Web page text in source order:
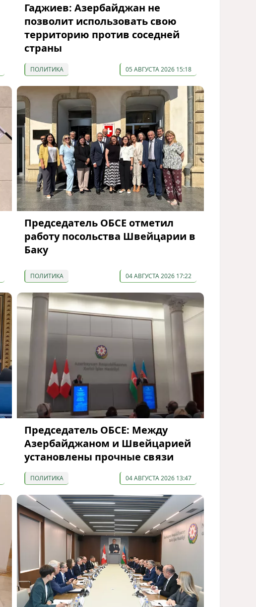
Гаджиев: Азербайджан не
позволит использовать свою
территорию против соседней
страны
ПОЛИТИКА 05 АВГУСТА 2026 15:18
Председатель ОБСЕ отметил
работу посольства Швейцарии в
Баку
ПОЛИТИКА 04 АВГУСТА 2026 17:22
Председатель ОБСЕ: Между
Азербайджаном и Швейцарией
установлены прочные связи
ПОЛИТИКА 04 АВГУСТА 2026 13:47